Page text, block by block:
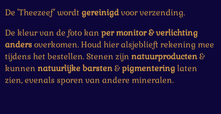
De 'Theezeef' wordt gereinigdvoor verzending.
De kleur van de foto kan per monitor & verlichting
andersoverkomen. Houd hier alsjeblieft rekening mee
tijdens het bestellen. Stenen zijn natuurproducten&
kunnen natuurlijkebarsten&pigmentering laten
zien, evenals sporen van andere mineralen.